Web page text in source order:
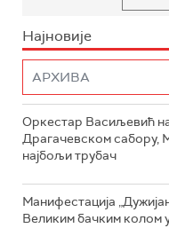
Најновије
Оркестар Васиљевић
Драгачевском сабору,
најбољи трубач
Манифестација
Великим бачким колом